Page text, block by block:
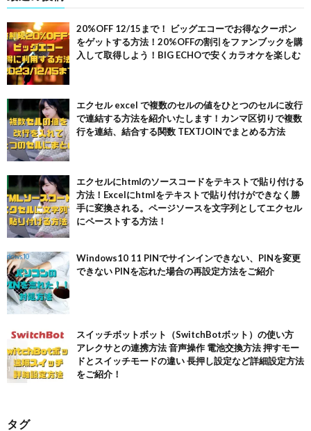
20%OFF 12/15まで！ ビッグエコーでお得なクーポン
をゲットする方法！20%OFFの割引をファンブックを購
入して取得しよう！BIG ECHOで安くカラオケを楽しむ
エクセル excel で複数のセルの値をひとつのセルに改行
で連結する方法を紹介いたします！カンマ区切りで複数
行を連結、結合する関数 TEXTJOINでまとめる方法
エクセルにhtmlのソースコードをテキストで貼り付ける
方法！Excelにhtmlをテキストで貼り付けができなく勝
手に変換される。ページソースを文字列としてエクセル
にペーストする方法！
Windows10 11 PINでサインインできない、PINを変更
できない PINを忘れた場合の再設定方法をご紹介
スイッチボットボット（SwitchBotボット）の使い方
アレクサとの連携方法 音声操作 電池交換方法 押すモー
ドとスイッチモードの違い 長押し設定など詳細設定方法
をご紹介！
タグ